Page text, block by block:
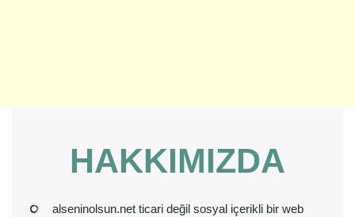
HAKKIMIZDA
alseninolsun.net ticari değil sosyal içerikli bir web